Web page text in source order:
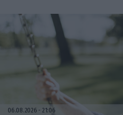
06.08.2026 21:06